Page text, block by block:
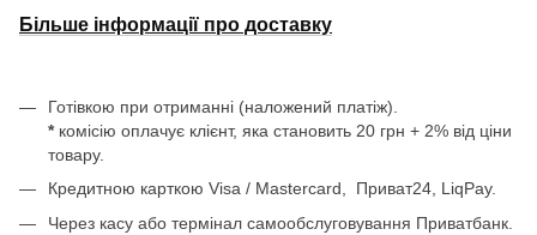
Більше інформації про доставку
Готівкою при отриманні (наложений платіж).
* комісію оплачує клієнт, яка становить 20 грн + 2% від ціни
товару.
Кредитною карткою Visa / Mastercard, Приват24, LiqPay.
Через касу або термінал самообслуговування Приватбанк.